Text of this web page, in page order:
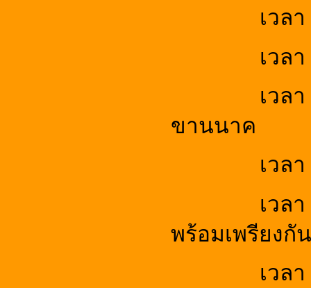
เวล
เวล
เวล
ขานนาค
เวล
เวล
พร้อมเพรียงกั
เวล